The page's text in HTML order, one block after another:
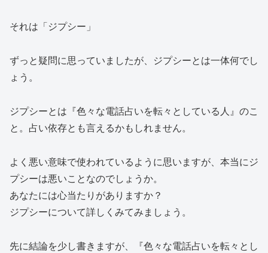
それは 「ジプシー」
ずっと疑問に思っていましたが、ジプシーとは一体何でし
ょう。
ジプシーとは『色々な電話占いを転々としている人』のこ
と。占い依存とも言えるかもしれません。
よく悪い意味で使われているように思いますが、本当にジ
プシーは悪いことなのでしょうか。
あなたには心当たりがありますか？
ジプシーについて詳しくみてみましょう。
先に結論を少し書きますが、『色々な電話占いを転々とし